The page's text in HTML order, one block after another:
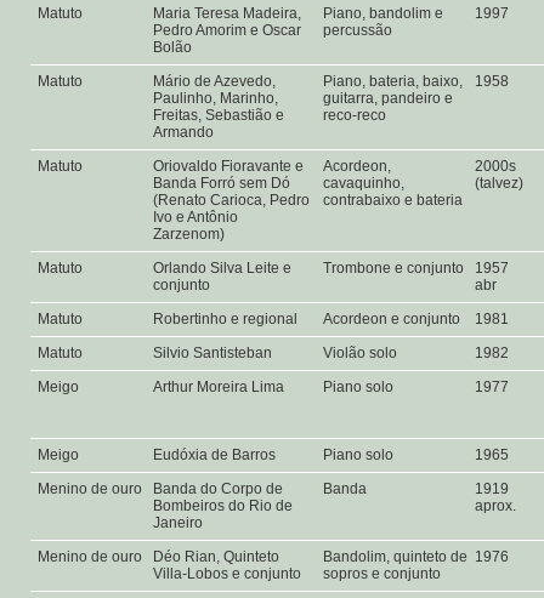
Matuto
Maria Teresa Madeira,
Pedro Amorim e Oscar
Bolão
Piano, bandolim e
percussão
1997
Matuto
Mário de Azevedo,
Paulinho, Marinho,
Freitas, Sebastião e
Armando
Piano, bateria, baixo,
guitarra, pandeiro e
reco-reco
1958
Matuto
Oriovaldo Fioravante e
Banda Forró sem Dó
(Renato Carioca, Pedro
Ivo e Antônio
Zarzenom)
Acordeon,
cavaquinho,
contrabaixo e bateria
2000s
(talvez)
Matuto
Orlando Silva Leite e
conjunto
Trombone e conjunto
1957
abr
Matuto
Robertinho e regional Acordeon e conjunto
1981
Matuto
Silvio Santisteban Violão solo
1982
Meigo
Arthur Moreira Lima Piano solo 1977
Meigo Eudóxia de Barros Piano solo
1965
Menino de ouro
Banda do Corpo de
Bombeiros do Rio de
Janeiro
Banda
1919
aprox.
Menino de ouro
Déo Rian, Quinteto
Villa-Lobos e conjunto
Bandolim, quinteto de
sopros e conjunto
1976